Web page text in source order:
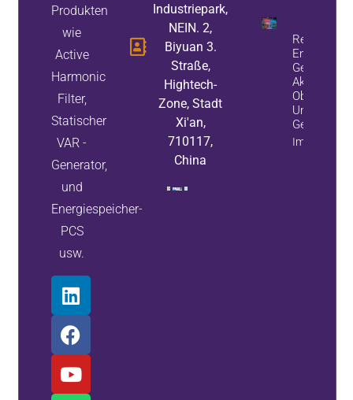
Produkten
wie
Active
Harmonic
Filter,
Statischer
VAR -
Generator,
und
Energiespeicher-
PCS
usw.
Industriepark,
NEIN. 2,
Biyuan 3.
Straße,
Hightech-
Zone, Stadt
Xi'an,
710117,
China
Reduzieren
Aktiven
Und